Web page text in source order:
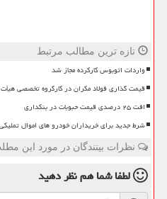
تازه ترین مطالب مرتبط
واردات اتوبوس کارکرده مجاز شد
قیمت گذاری فولاد مکران در کارگروه تخصصی
افت ۲۵ درصدی قیمت حبوبات در بنکداری
شرط جدید برای خریداران خودرو های اموال تملیکی
نظرات بینندگان در مورد این
لطفا شما همنظر دهید